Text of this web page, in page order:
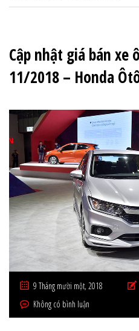
Cập nhật giá bán xe
11/2018 – Honda
9 Tháng mười một, 2018
Không có bình luận